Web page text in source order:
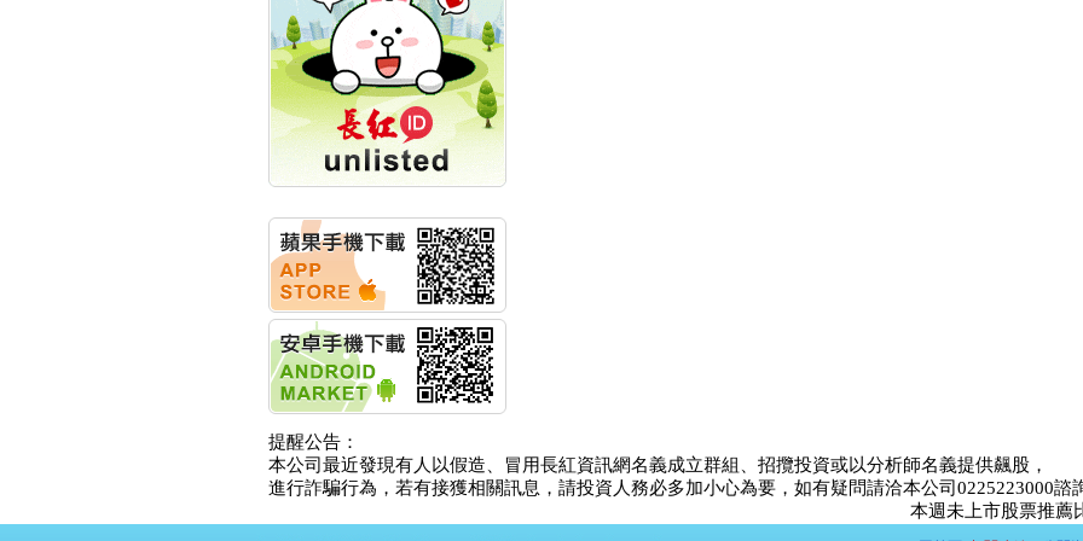
計畫
明緯企業:明緯永續科技
競賽 以電源驅動善的力
量
秀育企業:秀育SHO-U儲
能系統 獲國內首張CNS
認證
聯博投信:聯博00404A
華旭先進:代重要子公司
碩通散熱股份有限公司
公告董事會通過發言人
及代理發
華旭先進:代重要子公司
碩通散熱股份有限公司
公告董事會決議發行員
工認股權
華旭先進:代重要子公司
碩通散熱股份有限公司
公告董事會追認113年
向關係
華旭先進:代重要子公司
碩通散熱股份有限公司
提醒公告：
本公司最近發現有人以假造、冒用長紅資訊網名義成立群組、招攬投資或以分析師名義提供飆股，
進行詐騙行為，若有接獲相關訊息，請投資人務必多加小心為要，如有疑問請洽本公司0225223000諮
本週未上市股票推薦